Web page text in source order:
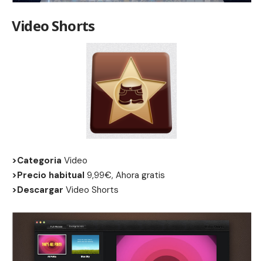
Video Shorts
>Categoria Video
>Precio habitual 9,99€, Ahora gratis
>Descargar Video Shorts